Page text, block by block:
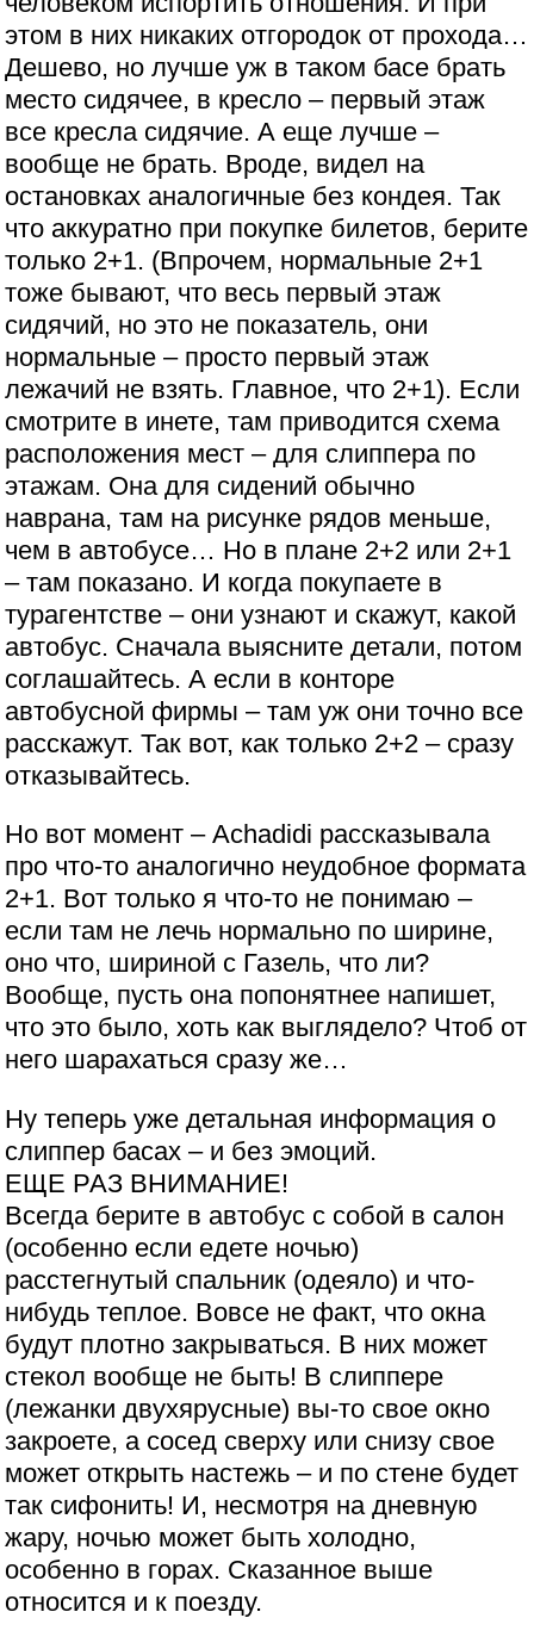
этом в них никаких отгородок от прохода…
Дешево, но лучше уж в таком басе брать
место сидячее, в кресло – первый этаж
все кресла сидячие. А еще лучше –
вообще не брать. Вроде, видел на
остановках аналогичные без кондея. Так
что аккуратно при покупке билетов, берите
только 2+1. (Впрочем, нормальные 2+1
тоже бывают, что весь первый этаж
сидячий, но это не показатель, они
нормальные – просто первый этаж
лежачий не взять. Главное, что 2+1). Если
смотрите в инете, там приводится схема
расположения мест – для слиппера по
этажам. Она для сидений обычно
наврана, там на рисунке рядов меньше,
чем в автобусе… Но в плане 2+2 или 2+1
– там показано. И когда покупаете в
турагентстве – они узнают и скажут, какой
автобус. Сначала выясните детали, потом
соглашайтесь. А если в конторе
автобусной фирмы – там уж они точно все
расскажут. Так вот, как только 2+2 – сразу
отказывайтесь.
Но вот момент – Achadidi рассказывала
про что-то аналогично неудобное формата
2+1. Вот только я что-то не понимаю –
если там не лечь нормально по ширине,
оно что, шириной с Газель, что ли?
Вообще, пусть она попонятнее напишет,
что это было, хоть как выглядело? Чтоб от
него шарахаться сразу же…
Ну теперь уже детальная информация о
слиппер басах – и без эмоций.
ЕЩЕ РАЗ ВНИМАНИЕ!
Всегда берите в автобус с собой в салон
(особенно если едете ночью)
расстегнутый спальник (одеяло) и что-
нибудь теплое. Вовсе не факт, что окна
будут плотно закрываться. В них может
стекол вообще не быть! В слиппере
(лежанки двухярусные) вы-то свое окно
закроете, а сосед сверху или снизу свое
может открыть настежь – и по стене будет
так сифонить! И, несмотря на дневную
жару, ночью может быть холодно,
особенно в горах. Сказанное выше
относится и к поезду.